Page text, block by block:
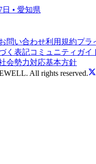
• 愛知県
問い合わせ利用規約プラ
く表記コミュニティガイ
会勢力対応基本方針
All rights reserved.